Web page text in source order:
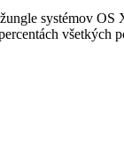
systémov OS
všetkých